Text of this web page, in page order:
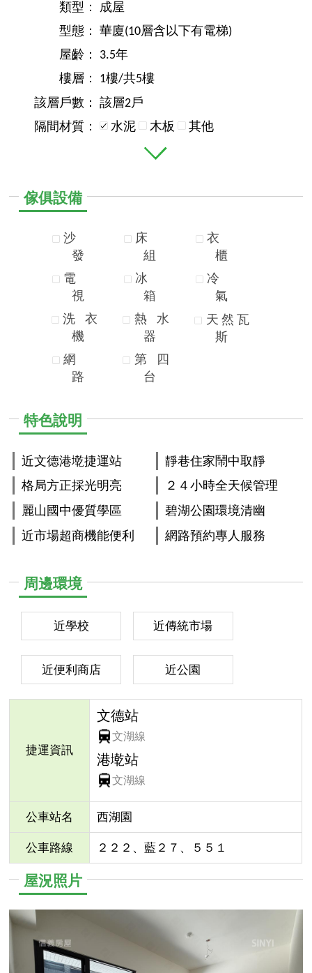
類型：
成屋
型態：
華廈(10層含以下有電梯)
屋齡：
3.5年
樓層：
1樓/共5樓
該層戶數：
該層2戶
隔間材質：
水泥 木板 其他
傢俱設備
沙
發
電
視
洗
衣
機
網
路
床
組
冰
箱
熱
水
器
第
四
台
衣
櫃
冷
氣
天 然 瓦
斯
特色說明
近文德港墘捷運站
格局方正採光明亮
麗山國中優質學區
近市場超商機能便利
靜巷住家鬧中取靜
２４小時全天候管理
碧湖公園環境清幽
網路預約專人服務
周邊環境
近學校 近傳統市場
近便利商店 近公園
捷運資訊
文德站
文湖線
港墘站
文湖線
公車站名 西湖園
公車路線 ２２２、藍２７、５５１
屋況照片